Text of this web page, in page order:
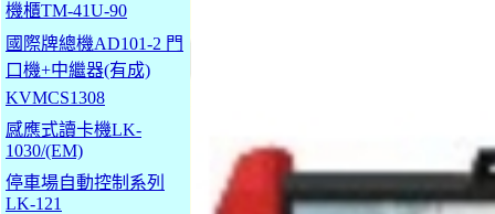
機櫃TM-41U-90
國際牌總機AD101-2 門
口機+中繼器(有成)
KVMCS1308
感應式讀卡機LK-
1030/(EM)
停車場自動控制系列
LK-121